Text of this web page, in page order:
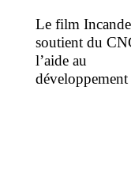
Le film
soutient du
l’aide au